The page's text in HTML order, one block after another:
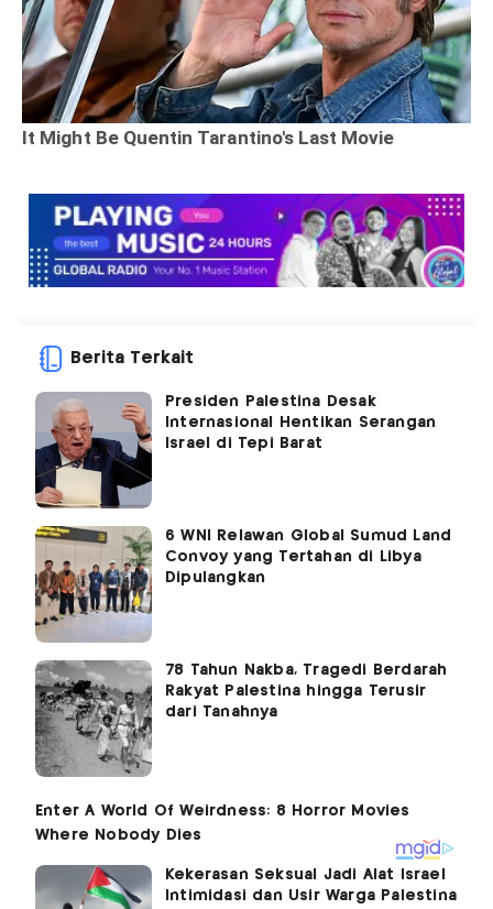
Berita Terkait
Presiden Palestina Desak
Internasional Hentikan Serangan
Israel di Tepi Barat
6 WNI Relawan Global Sumud Land
Convoy yang Tertahan di Libya
Dipulangkan
78 Tahun Nakba, Tragedi Berdarah
Rakyat Palestina hingga Terusir
dari Tanahnya
Kekerasan Seksual Jadi Alat Israel
Intimidasi dan Usir Warga Palestina